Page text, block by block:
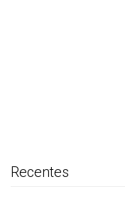
Recentes